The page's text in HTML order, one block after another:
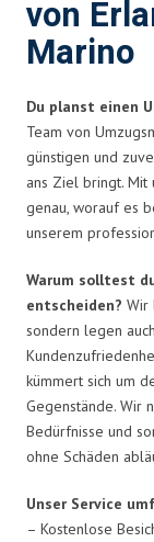
von
Marino
Du planst einen
Team von
günstigen und
ans Ziel bringt. Mit
genau, worauf es
unserem
Warum solltest
entscheiden? Wir
sondern legen
kümmert sich um
Gegenstände. Wir
Bedürfnisse und
ohne Schäden
Unser Service
– Kostenlose